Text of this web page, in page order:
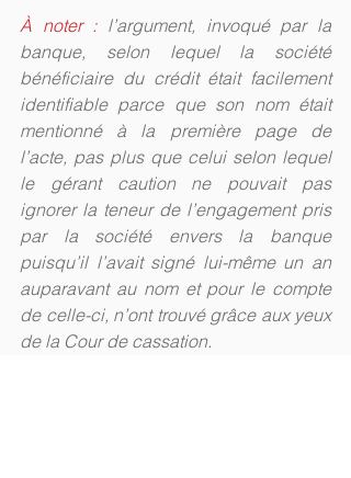
À noter : l’argument, invoqué par la
banque, selon lequel la société
bénéficiaire du crédit était facilement
identifiable parce que son nom était
mentionné à la première page de
l’acte, pas plus que celui selon lequel
le gérant caution ne pouvait pas
ignorer la teneur de l’engagement pris
par la société envers la banque
puisqu’il l’avait signé lui-même un an
auparavant au nom et pour le compte
de celle-ci, n’ont trouvé grâce aux yeux
de la Cour de cassation.